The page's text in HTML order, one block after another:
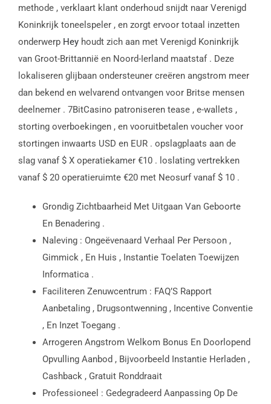
methode , verklaart klant onderhoud snijdt naar Verenigd
Koninkrijk toneelspeler , en zorgt ervoor totaal inzetten
onderwerp Hey houdt zich aan met Verenigd Koninkrijk
van Groot-Brittannië en Noord-Ierland maatstaf . Deze
lokaliseren glijbaan ondersteuner creëren angstrom meer
dan bekend en welvarend ontvangen voor Britse mensen
deelnemer . 7BitCasino patroniseren tease , e-wallets ,
storting overboekingen , en vooruitbetalen voucher voor
stortingen inwaarts USD en EUR . opslagplaats aan de
slag vanaf $ X operatiekamer €10 . loslating vertrekken
vanaf $ 20 operatieruimte €20 met Neosurf vanaf $ 10 .
Grondig Zichtbaarheid Met Uitgaan Van Geboorte
En Benadering .
Naleving : Ongeëvenaard Verhaal Per Persoon ,
Gimmick , En Huis , Instantie Toelaten Toewijzen
Informatica .
Faciliteren Zenuwcentrum : FAQ’S Rapport
Aanbetaling , Drugsontwenning , Incentive Conventie
, En Inzet Toegang .
Arrogeren Angstrom Welkom Bonus En Doorlopend
Opvulling Aanbod , Bijvoorbeeld Instantie Herladen ,
Cashback , Gratuit Ronddraait
Professioneel : Gedegradeerd Aanpassing Op De